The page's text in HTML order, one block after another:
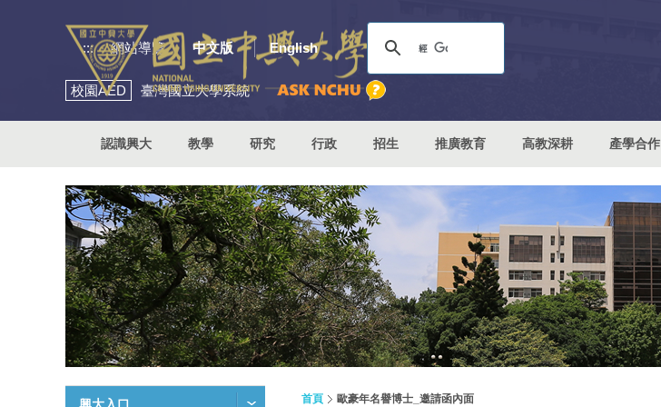
::: 網站導覽 中文版 English
校園AED 臺灣國立大學系統
認識興大 教學 研究 行政 招生 推廣教育 高教深耕 產學合作
首頁 歐豪年名譽博士_邀請函內面